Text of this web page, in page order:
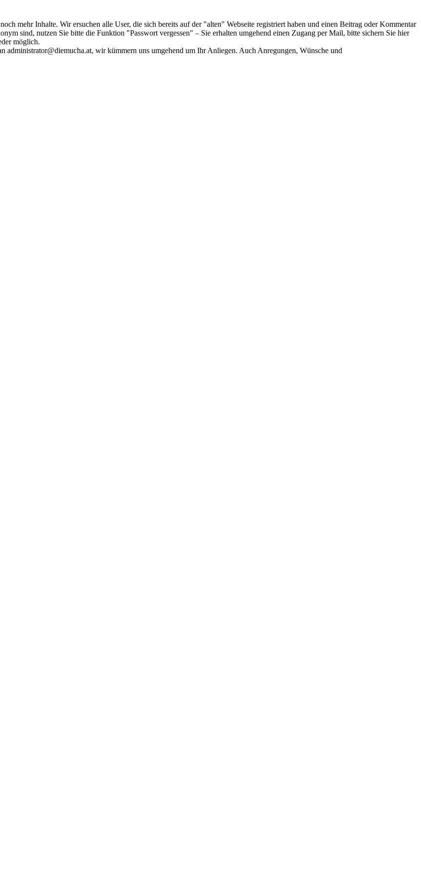
mehr Inhalte. Wir ersuchen alle User, die sich bereits auf der "alten" Webseite registriert haben und einen Beitrag oder Kommentar
sind, nutzen Sie bitte die Funktion "Passwort vergessen" – Sie erhalten umgehend einen Zugang per Mail, bitte sichern Sie hier
möglich.
administrator@diemucha.at, wir kümmern uns umgehend um Ihr Anliegen. Auch Anregungen, Wünsche und